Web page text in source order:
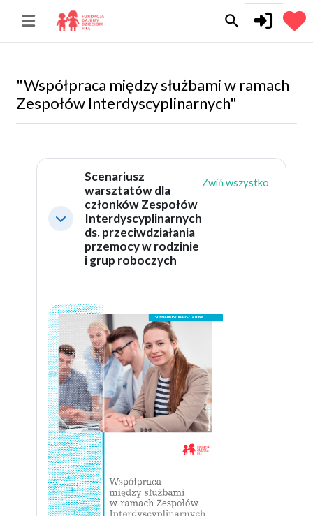
search
"Współpraca między służbami w ramach
Zespołów Interdyscyplinarnych"
[[ratingoutline]]
Minimalizuj
Scenariusz
warsztatów dla
członków Zespołów
Interdyscyplinarnych
ds. przeciwdziałania
przemocy w rodzinie
i grup roboczych
Zwiń wszystko